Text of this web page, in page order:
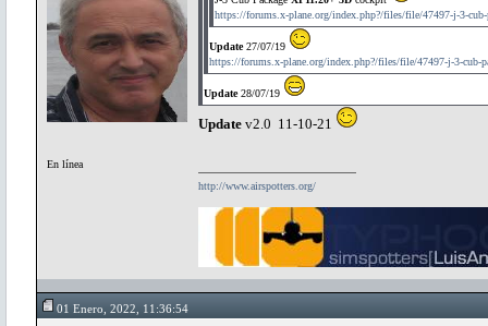
En línea
https://forums.x-plane.org/index.php?/files/file/47497-j-3-cub-
Update27/07/19
https://forums.x-plane.org/index.php?/files/file/47497-j-3-cub-
Update28/07/19
Update v2.0 11-10-21
http://www.airspotters.org/
01 Enero, 2022, 11:36:54